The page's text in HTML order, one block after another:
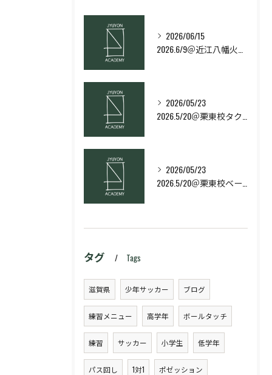
2026/06/15
2026/05/23
2026/05/23
タグ Tags
滋賀県 少年サッカー ブログ
練習メニュー 高学年 ボールタッチ
練習 サッカー 小学生 低学年
パス回し 1対1 ポゼッション